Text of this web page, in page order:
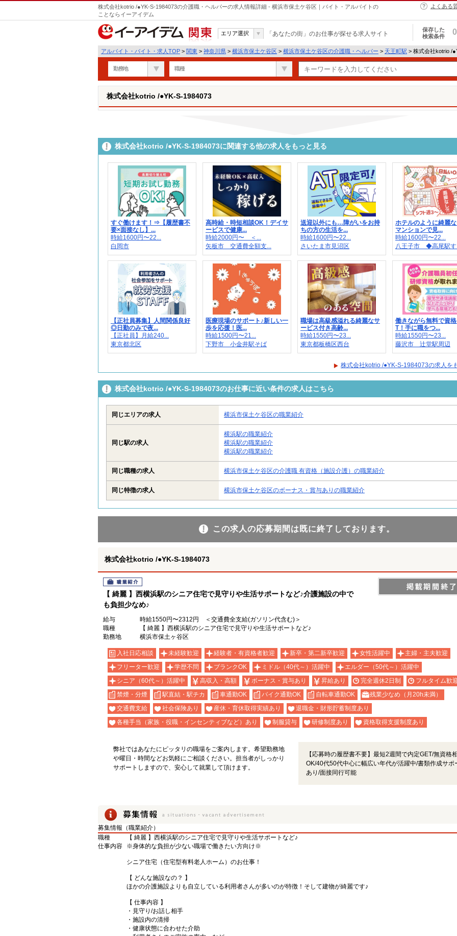
株式会社kotrio /●YK-S-1984073の介護職・ヘルパーの求人情報詳細 - 横浜市保土ケ谷区｜バイト・アルバイトの
ことならイーアイデム
よくある
関東
エリア選択 「あなたの街」のお仕事が探せる求人サイト
保存した
検索条件
0
アルバイト・バイト・求人TOP > 関東 > 神奈川県 > 横浜市保土ケ谷区 > 横浜市保土ケ谷区の介護職・ヘルパー > 天王町駅 > 株式会社kotrio /
勤務地 職種
株式会社kotrio /●YK-S-1984073
株式会社kotrio /●YK-S-1984073に関連する他の求人をもっと見る
すぐ働けます！⇒【履歴書不
要×面接なし】...
時給1600円〜22...
白岡市
高時給・時短相談OK！デイサ
ービスで健康...
時給2000円〜 ＜...
矢板市 交通費全額支...
送迎以外にも…障がいをお持
ちの方の生活を...
時給1600円〜22...
さいたま市見沼区
ホテルのように綺麗
マンションで見...
時給1600円〜22...
八王子市 ◆高尾駅す
【正社員募集】人間関係良好
◎日勤のみで夜...
【正社員】月給240...
東京都北区
医療現場のサポート♪新しい一
歩を応援！医...
時給1500円〜21...
下野市 小金井駅そば
職場は高級感溢れる綺麗なサ
ービス付き高齢...
時給1550円〜23...
東京都板橋区西台
働きながら無料で資
T！手に職をつ...
時給1550円〜23...
藤沢市 辻堂駅周辺
株式会社kotrio /●YK-S-1984073の求人を
株式会社kotrio /●YK-S-1984073のお仕事に近い条件の求人はこちら
同じエリアの求人 横浜市保土ケ谷区の職業紹介
同じ駅の求人
横浜駅の職業紹介
横浜駅の職業紹介
横浜駅の職業紹介
同じ職種の求人 横浜市保土ケ谷区の介護職 有資格（施設介護）の職業紹介
同じ特徴の求人 横浜市保土ケ谷区のボーナス・賞与ありの職業紹介
この求人の応募期間は既に終了しております。
株式会社kotrio /●YK-S-1984073
職業紹介
【 綺麗 】西横浜駅のシニア住宅で見守りや生活サポートなど♪介護施設の中で
も負担少なめ♪
給与
時給1550円〜2312円 ＜交通費全支給(ガソリン代含む)＞
職種
【 綺麗 】西横浜駅のシニア住宅で見守りや生活サポートなど♪
勤務地
横浜市保土ヶ谷区
入社日応相談 未経験歓迎 経験者・有資格者歓迎 新卒・第二新卒歓迎 女性活躍中
主婦・主夫歓迎
フリーター歓迎
学歴不問 ブランクOK ミドル（40代～）活躍中
エルダー（50代～）活躍中
シニア（60代～）活躍中
高収入・高額 ボーナス・賞与あり 昇給あり 完全週休2日制
フルタイム歓
禁煙・分煙
駅直結・駅チカ 車通勤OK バイク通勤OK 自転車通勤OK
残業少なめ（月20h未満）
交通費支給
社会保険あり 産休・育休取得実績あり
退職金・財形貯蓄制度あり
各種手当（家族・役職・インセンティブなど）あり
制服貸与 研修制度あり 資格取得支援制度あり
弊社ではあなたにピッタリの職場をご案内します。希望勤務地
や曜日・時間などお気軽にご相談ください。担当者がしっかり
サポートしますので、安心して就業して頂けます。
【応募時の履歴書不要】最短2週間で内定GET/無資格
OK/40代50代中心に幅広い年代が活躍中/書類作成サポ
あり/面接同行可能
募集情報（職業紹介）
職種
【 綺麗 】西横浜駅のシニア住宅で見守りや生活サポートなど♪
仕事内容
※身体的な負担が少ない職場で働きたい方向け※
シニア住宅（住宅型有料老人ホーム）のお仕事！
【 どんな施設なの？ 】
ほかの介護施設よりも自立している利用者さんが多いのが特徴！そして建物が綺麗です♪
【 仕事内容 】
・見守り/お話し相手
・施設内の清掃
・健康状態に合わせた介助